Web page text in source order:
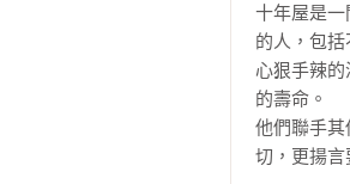
十年屋是
的人，包括
心狠手辣
的壽命。
他們聯手
切，更揚言